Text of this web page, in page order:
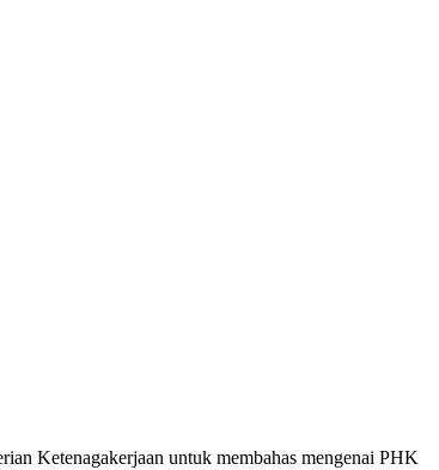
Ketenagakerjaan untuk membahas mengenai PHK